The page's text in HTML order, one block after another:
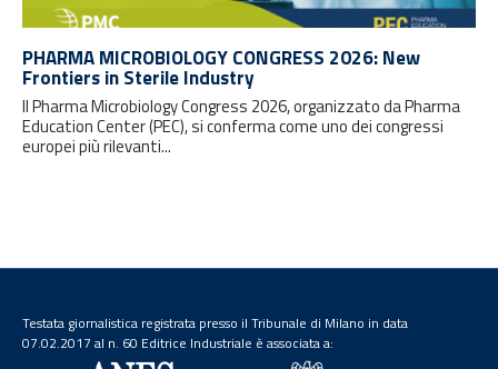
PHARMA MICROBIOLOGY CONGRESS 2026: New
Frontiers in Sterile Industry
Il Pharma Microbiology Congress 2026, organizzato da Pharma
Education Center (PEC), si conferma come uno dei congressi
europei più rilevanti...
Testata giornalistica registrata presso il Tribunale di Milano in data
07.02.2017 al n. 60 Editrice Industriale è associata a: